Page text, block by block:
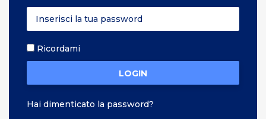
Ricordami
LOGIN
Hai dimenticato la password?